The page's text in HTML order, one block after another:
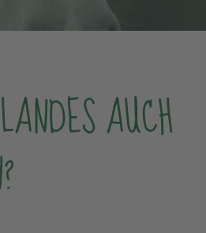
AUCH